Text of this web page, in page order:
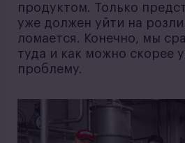
продуктом. Только
уже должен уйти на
ломается. Конечно, мы
туда и как можно скорее
проблему.